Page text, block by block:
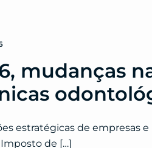
mudanças
estratégicas de empresas e
de […]